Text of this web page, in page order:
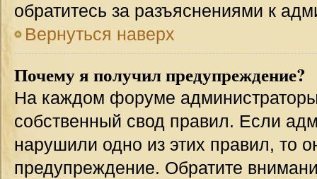
обратитесь за разъяснениями к
Вернуться наверх
Почему я получил предупреждение?
На каждом форуме
собственный свод правил. Если
нарушили одно из этих правил, то
предупреждение. Обратите